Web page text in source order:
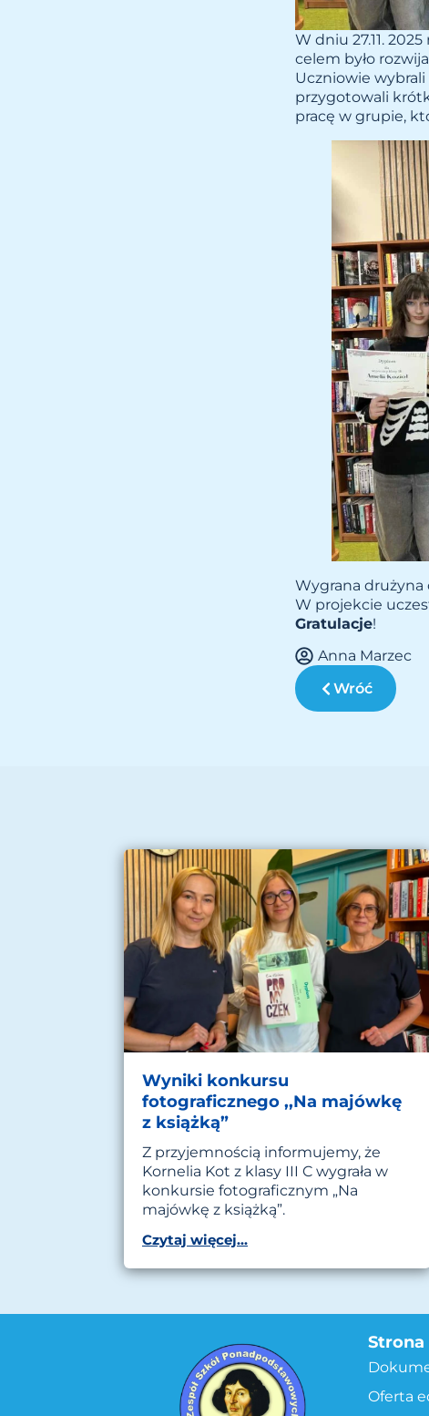
W dniu 27.11.
celem było
Uczniowie wybrali
przygotowali
pracę w grupie,
Wygrana drużyna
W projekcie
Gratulacje!
Anna Marzec
Wróć
Wyniki konkursu
fotograficznego ,,Na majówkę
z książką”
Z przyjemnością informujemy, że
Kornelia Kot z klasy III C wygrała w
konkursie fotograficznym „Na
majówkę z książką”.
Czytaj więcej...
Strona
Oferta